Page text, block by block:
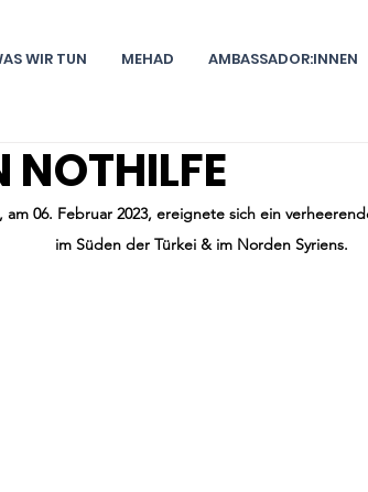
WIR TUN MEHAD AMBASSADOR:INNEN
NOTHILFE
am 06. Februar 2023, ereignete sich ein
im Süden der Türkei & im Norden Syriens.